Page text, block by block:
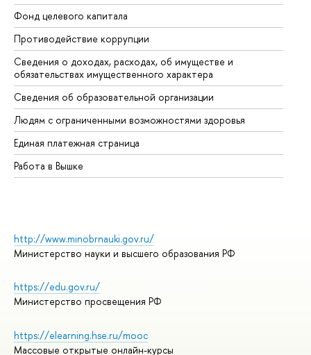
Фонд целевого капитала
Противодействие коррупции
Сведения о доходах, расходах, об имуществе и
обязательствах имущественного характера
Сведения об образовательной организации
Людям с ограниченными возможностями здоровья
Единая платежная страница
Работа в Вышке
http://www.minobrnauki.gov.ru/
Министерство науки и высшего образования РФ
https://edu.gov.ru/
Министерство просвещения РФ
https://elearning.hse.ru/mooc
Массовые открытые онлайн-курсы